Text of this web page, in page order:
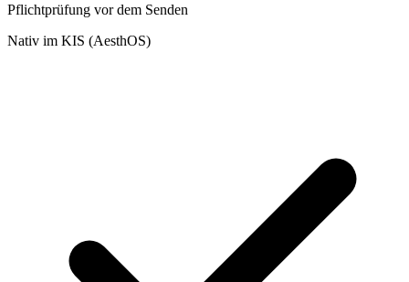
Pflichtprüfung vor dem Senden
Nativ im KIS (AesthOS)